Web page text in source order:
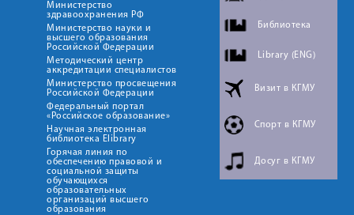
Министерство
здравоохранения РФ
Министерство науки и
высшего образования
Российской Федерации
Методический центр
аккредитации специалистов
Министерство просвещения
Российской Федерации
Федеральный портал
«Российское образование»
Научная электронная
библиотека Elibrary
Горячая линия по
обеспечению правовой и
социальной защиты
обучающихся
образовательных
организаций высшего
образования
Библиотека
Library (ENG)
Визит в КГМУ
Спорт в КГМУ
Досуг в КГМУ